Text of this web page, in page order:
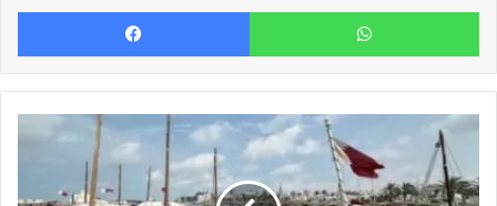
Facebook
ഖത്തറിൽ
ഉയർന്ന